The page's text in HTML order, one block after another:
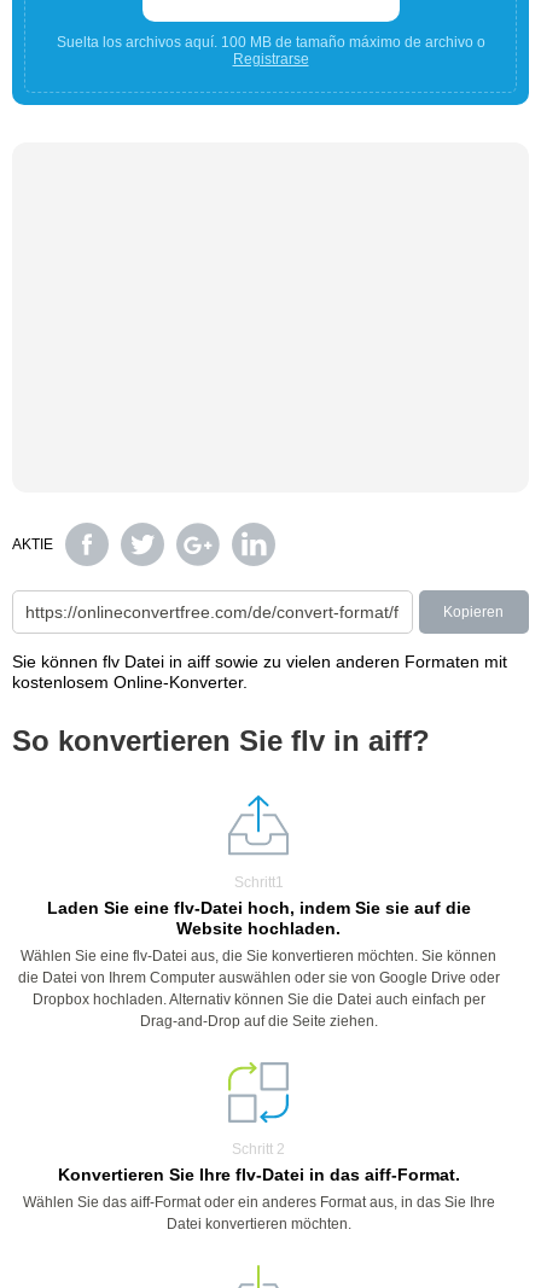
Suelta los archivos aquí. 100 MB de tamaño máximo de archivo o
Registrarse
AKTIE
Kopieren
Sie können flv Datei in aiff sowie zu vielen anderen Formaten mit
kostenlosem Online-Konverter.
So konvertieren Sie flv in aiff?
Schritt1
Laden Sie eine flv-Datei hoch, indem Sie sie auf die
Website hochladen.
Wählen Sie eine flv-Datei aus, die Sie konvertieren möchten. Sie können
die Datei von Ihrem Computer auswählen oder sie von Google Drive oder
Dropbox hochladen. Alternativ können Sie die Datei auch einfach per
Drag-and-Drop auf die Seite ziehen.
Schritt 2
Konvertieren Sie Ihre flv-Datei in das aiff-Format.
Wählen Sie das aiff-Format oder ein anderes Format aus, in das Sie Ihre
Datei konvertieren möchten.